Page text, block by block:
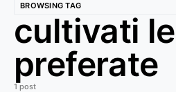
BROWSING TAG
cultivati
preferate
1 post